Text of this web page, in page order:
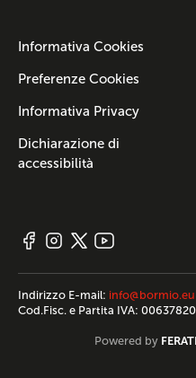
Informativa Cookies
Preferenze Cookies
Informativa Privacy
Dichiarazione di
accessibilità
Indirizzo E-mail: info@bormio.eu
Cod.Fisc. e Partita IVA:
Powered by